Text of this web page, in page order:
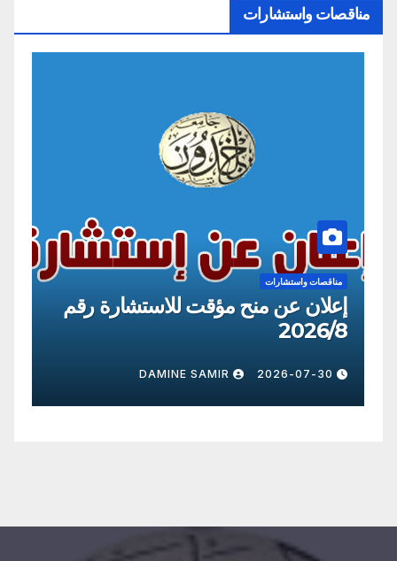
مناقصات واستشارات
مناقصات واستشارات
إعلان عن منح مؤقت للاستشارة رقم
2026/8
2026-07-30
DAMINE SAMIR